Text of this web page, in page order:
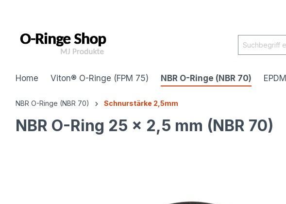
Home Viton® O-Ringe (FPM 75) NBR O-Ringe (NBR 70)
NBR O-Ringe (NBR 70) Schnurstärke 2,5mm
NBR O-Ring 25 x 2,5 mm (NBR 70)